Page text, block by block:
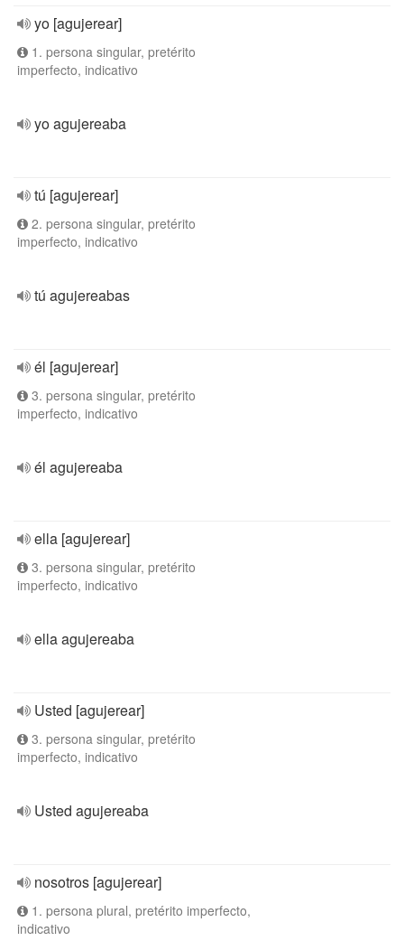
yo [agujerear]
1. persona singular, pretérito
imperfecto, indicativo
yo agujereaba
tú [agujerear]
2. persona singular, pretérito
imperfecto, indicativo
tú agujereabas
él [agujerear]
3. persona singular, pretérito
imperfecto, indicativo
él agujereaba
ella [agujerear]
3. persona singular, pretérito
imperfecto, indicativo
ella agujereaba
Usted [agujerear]
3. persona singular, pretérito
imperfecto, indicativo
Usted agujereaba
nosotros [agujerear]
1. persona plural, pretérito imperfecto,
indicativo